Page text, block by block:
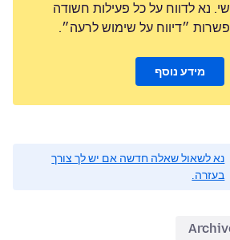
נא לדווח על כל פעילות חשודה
״דיווח על שימוש לרעה״.
מידע נוסף
נא לשאול שאלה חדשה אם יש לך צורך
בעזרה.